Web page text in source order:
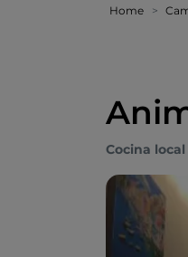
Home
Cocina local